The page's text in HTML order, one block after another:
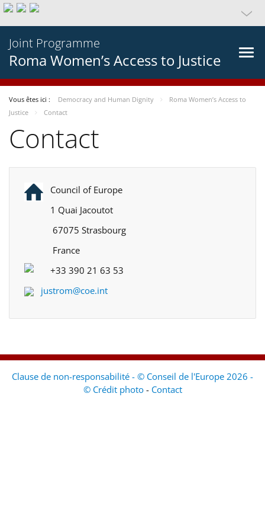
Joint Programme
Roma Women’s Access to Justice
Vous êtes ici : Democracy and Human Dignity
Roma Women’s Access to
Justice
Contact
Contact
Council of Europe
1 Quai Jacoutot
67075 Strasbourg
France
+33 390 21 63 53
justrom@coe.int
Clause de non-responsabilité - © Conseil de l'Europe 2026 -
© Crédit photo - Contact